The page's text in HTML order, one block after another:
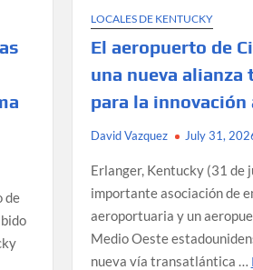
de
LOCALES DE KENTUCKY
El aeropuerto de
una nueva
para la
David Vazquez July 31,
Erlanger, Kentucky (31 de
importante asociación de
aeroportuaria y un
Medio Oeste
nueva vía transatlántica …